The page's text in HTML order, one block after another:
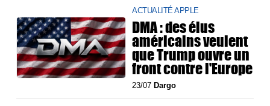
ACTUALITÉ APPLE
DMA : des élus
américains veulent
que Trump ouvre un
front contre l'Europe
23/07 Dargo